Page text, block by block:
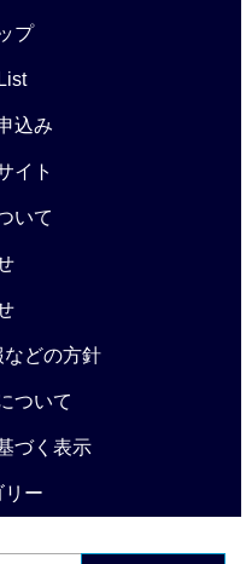
プ
込み
イト
いて
どの方針
ついて
づく表示
リー